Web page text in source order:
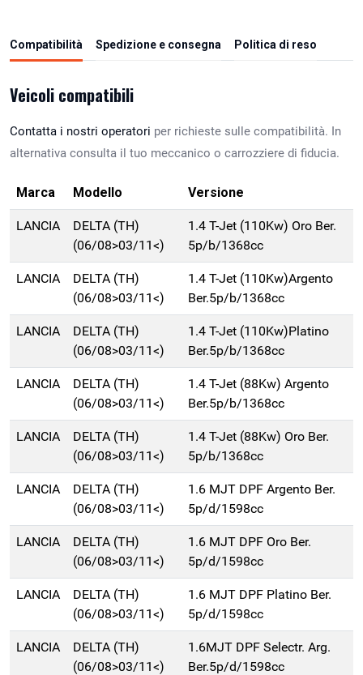
Compatibilità Spedizione e consegna Politica di reso
Veicoli compatibili
Contatta i nostri operatori per richieste sulle compatibilità. In
alternativa consulta il tuo meccanico o carrozziere di fiducia.
Marca Modello Versione
LANCIA
DELTA (TH)
(06/08>03/11<)
1.4 T-Jet (110Kw) Oro Ber.
5p/b/1368cc
LANCIA
DELTA (TH)
(06/08>03/11<)
1.4 T-Jet (110Kw)Argento
Ber.5p/b/1368cc
LANCIA
DELTA (TH)
(06/08>03/11<)
1.4 T-Jet (110Kw)Platino
Ber.5p/b/1368cc
LANCIA
DELTA (TH)
(06/08>03/11<)
1.4 T-Jet (88Kw) Argento
Ber.5p/b/1368cc
LANCIA
DELTA (TH)
(06/08>03/11<)
1.4 T-Jet (88Kw) Oro Ber.
5p/b/1368cc
LANCIA
DELTA (TH)
(06/08>03/11<)
1.6 MJT DPF Argento Ber.
5p/d/1598cc
LANCIA
DELTA (TH)
(06/08>03/11<)
1.6 MJT DPF Oro Ber.
5p/d/1598cc
LANCIA
DELTA (TH)
(06/08>03/11<)
1.6 MJT DPF Platino Ber.
5p/d/1598cc
LANCIA
DELTA (TH)
(06/08>03/11<)
1.6MJT DPF Selectr. Arg.
Ber.5p/d/1598cc